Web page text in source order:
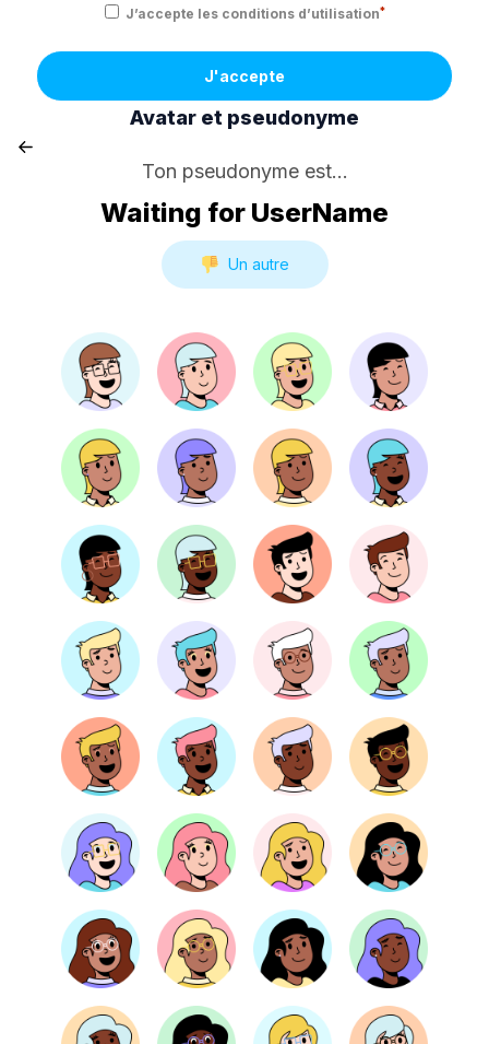
J’accepte les conditions d’utilisation*
J'accepte
Avatar et pseudonyme
Ton pseudonyme est...
Waiting for UserName
Un autre